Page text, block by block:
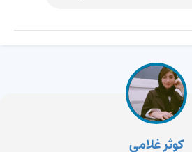
کوثر غلامی